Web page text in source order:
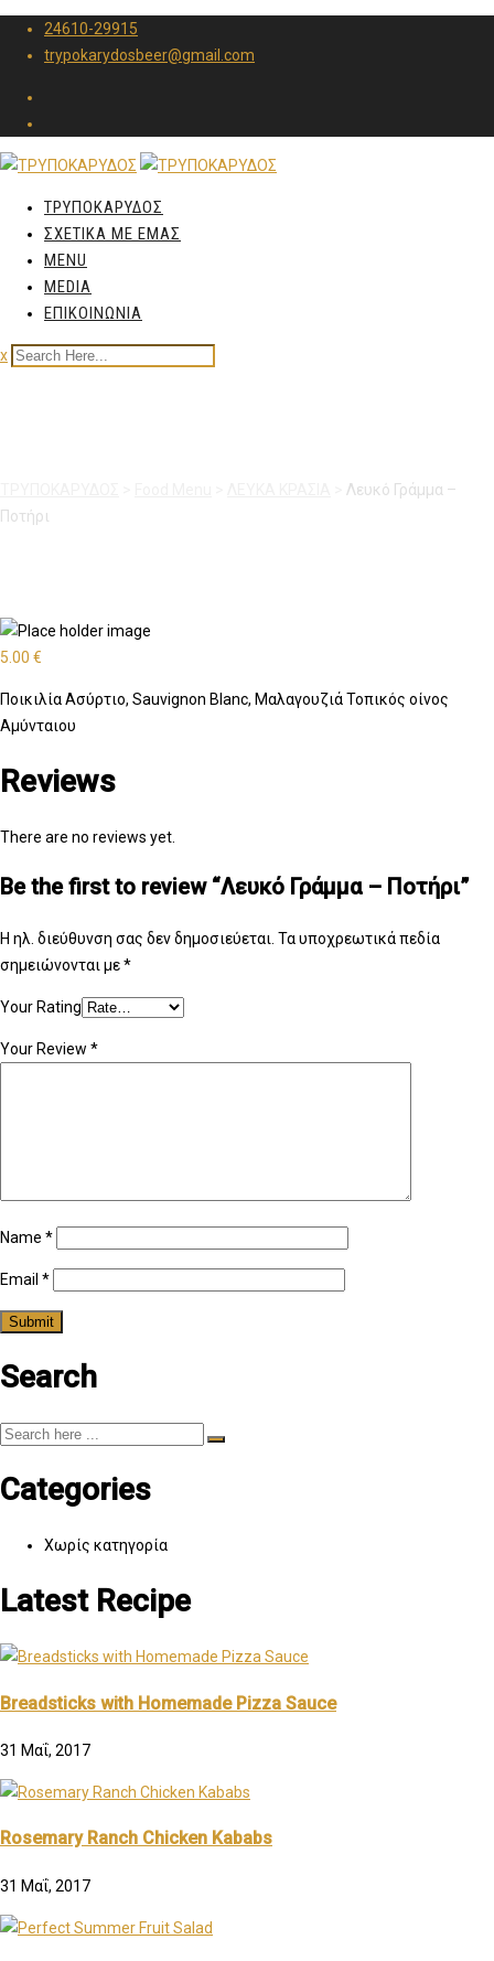
24610-29915
trypokarydosbeer@gmail.com
ΤΡΥΠΟΚΑΡΥΔΟΣ
ΣΧΕΤΙΚΑ ΜΕ ΕΜΑΣ
MENU
MEDIA
ΕΠΙΚΟΙΝΩΝΙΑ
x
Λευκό Γράμμα –
Ποτήρι
5.00 €
Ποικιλία Ασύρτιο, Sauvignon Blanc, Μαλαγουζιά Τοπικός οίνος
Αμύνταιου
Reviews
There are no reviews yet.
Be the first to review “Λευκό Γράμμα – Ποτήρι”
Η ηλ. διεύθυνση σας δεν δημοσιεύεται. Τα υποχρεωτικά πεδία
σημειώνονται με*
Your Rating
Your Review *
Name *
Email *
Search
Categories
Χωρίς κατηγορία
Latest Recipe
Breadsticks with Homemade Pizza Sauce
31 Μαΐ, 2017
Rosemary Ranch Chicken Kababs
31 Μαΐ, 2017